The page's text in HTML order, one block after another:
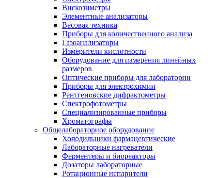
Вискозиметры
Элементные анализаторы
Весовая техника
Приборы для количественного анализа
Газоанализаторы
Измерители кислотности
Оборудование для измерения линейных
размеров
Оптические приборы для лаборатории
Приборы для электрохимии
Рентгеновские дифрактометры
Спектрофотометры
Специализированные приборы
Хроматографы
Общелабораторное оборудование
Холодильники фармацевтические
Лабораторные нагреватели
Ферментеры и биореакторы
Дозаторы лабораторные
Ротационные испарители